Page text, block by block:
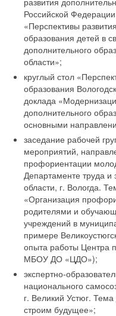
Российской
«Перспективы
образования детей в
дополнительного
области»;
круглый стол
образования
доклада
дополнительного
основными
заседание рабочей
мероприятий,
профориентации
Департаменте труда и
области, г. Вологда.
«Организация
родителями и
учреждений в
примере
опыта работы Центра
МБОУ ДО «ЦДО»);
экспертно-
национального
г. Великий Устюг.
строим будущее»;